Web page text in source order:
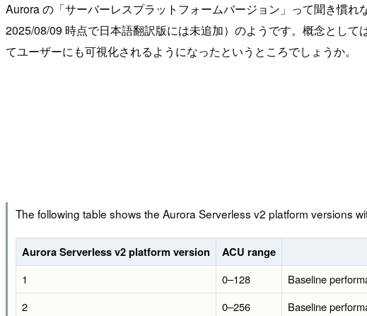
Aurora の「サーバーレスプラットフォームバージョン」って聞き慣
2025/08/09 時点で日本語翻訳版には未追加）のようです。概念とし
てユーザーにも可視化されるようになったというところでしょうか。
The following table shows the Aurora Serverless v2 platform versions
Aurora Serverless v2 platform version ACU range
1 0–128
Baseline
2
0–256
Baseline